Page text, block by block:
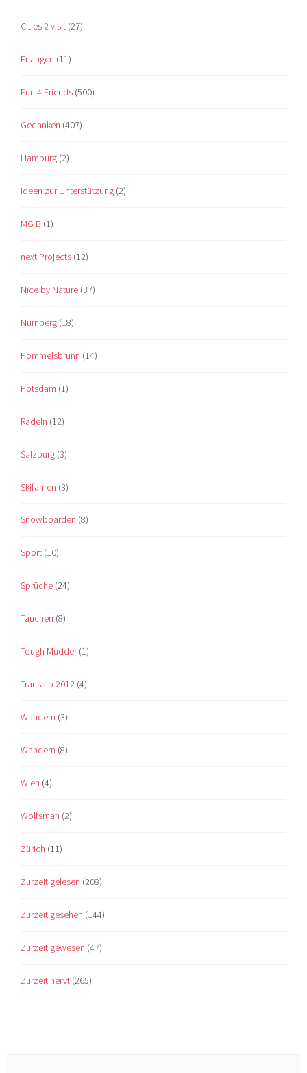
Cities 2 visit (27)
Erlangen (11)
Fun 4 Friends (500)
Gedanken (407)
Hamburg (2)
Ideen zur Unterstützung (2)
MG B (1)
next Projects (12)
Nice by Nature (37)
Nürnberg (18)
Pommelsbrunn (14)
Potsdam (1)
Radeln (12)
Salzburg (3)
Skifahren (3)
Snowboarden (8)
Sport (10)
Sprüche (24)
Tauchen (8)
Tough Mudder(1)
Transalp 2012 (4)
Wandern (3)
Wandern (8)
Wien (4)
Wolfsman (2)
Zürich (11)
Zurzeit gelesen (208)
Zurzeit gesehen (144)
Zurzeit gewesen (47)
Zurzeit nervt (265)